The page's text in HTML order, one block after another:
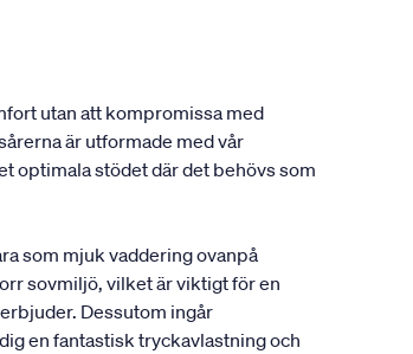
utan att kompromissa med
är utformade med vår
optimala stödet där det behövs som
som mjuk vaddering ovanpå
sovmiljö, vilket är viktigt för en
Dessutom ingår
en fantastisk tryckavlastning och